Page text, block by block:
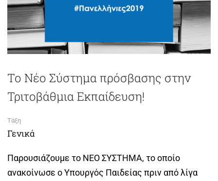
Το Νέο Σύστημα πρόσβασης στην
Τριτοβάθμια Εκπαίδευση!
Τάξη
Γενικά
Παρουσιάζουμε το ΝΕΟ ΣΥΣΤΗΜΑ, το οποίο
ανακοίνωσε ο Υπουργός Παιδείας πριν από λίγα